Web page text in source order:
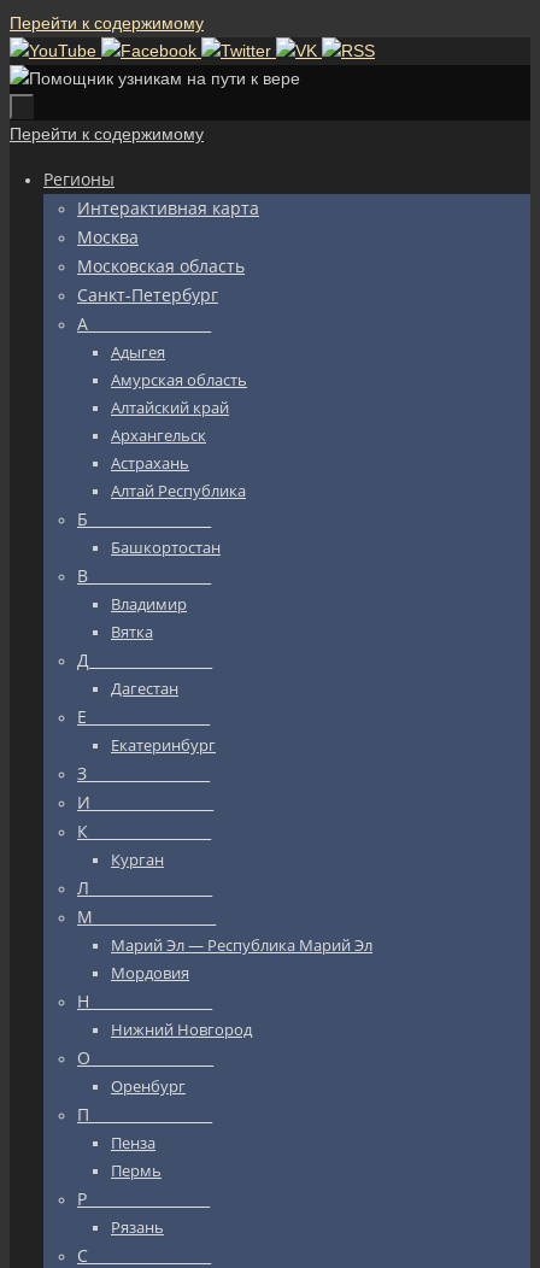
Перейти к содержимому
Перейти к содержимому
Регионы
Интерактивная карта
Москва
Московская область
Санкт-Петербург
А_________________
Адыгея
Амурская область
Алтайский край
Архангельск
Астрахань
Алтай Республика
Б_________________
Башкортостан
В_________________
Владимир
Вятка
Д_________________
Дагестан
Е_________________
Екатеринбург
З_________________
И_________________
К_________________
Курган
Л_________________
М_________________
Марий Эл — Республика Марий Эл
Мордовия
Н_________________
Нижний Новгород
О_________________
Оренбург
П_________________
Пенза
Пермь
Р_________________
Рязань
С_________________